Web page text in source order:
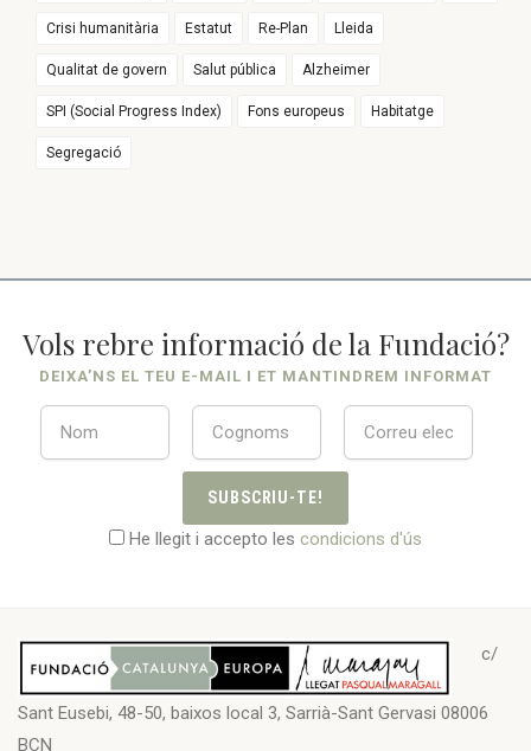
Crisi humanitària Estatut Re-Plan Lleida
Qualitat de govern Salut pública Alzheimer
SPI (Social Progress Index) Fons europeus Habitatge
Segregació
Vols rebre informació de la Fundació?
DEIXA’NS EL TEU E-MAIL I ET MANTINDREM INFORMAT
SUBSCRIU-TE!
He llegit i accepto les condicions d'ús
c/
Sant Eusebi, 48-50, baixos local 3, Sarrià-Sant Gervasi 08006
BCN